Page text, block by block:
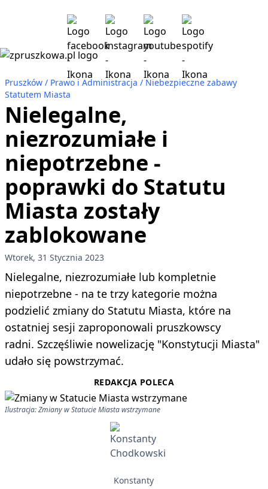
Pruszków Prawo i Administracja
Niebezpieczne zabawy
Statutem Miasta
Nielegalne,
niezrozumiałe i
niepotrzebne -
poprawki do Statutu
Miasta zostały
zablokowane
Wtorek, 31 Stycznia 2023
Nielegalne, niezrozumiałe lub kompletnie
niepotrzebne - na te trzy kategorie można
podzielić zmiany do Statutu Miasta, które na
ostatniej sesji zaproponowali pruszkowscy
radni. Szczęśliwie nowelizację "Konstytucji Miasta"
udało się powstrzymać.
REDAKCJA POLECA
Ilustracja: Zmiany w Statucie Miasta wstrzymane
Konstanty